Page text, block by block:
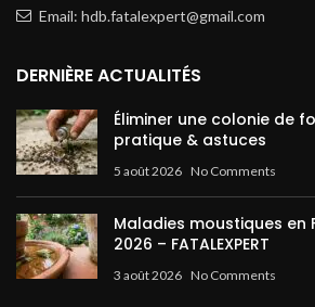
Email: hdb.fatalexpert@gmail.com
DERNIÈRE ACTUALITÉS
Éliminer une colonie de
pratique & astuces
5 août 2026 No Comments
Maladies moustiques en
2026 – FATALEXPERT
3 août 2026 No Comments